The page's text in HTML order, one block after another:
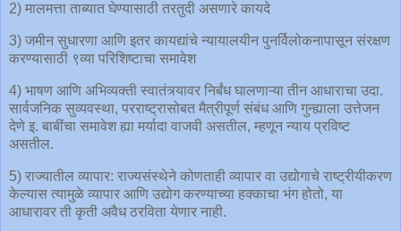
2) मालमत्ता ताब्यात घेण्यासाठी तरतुदी असणारे कायदे
3) जमीन सुधारणा आणि इतर कायद्यांचे न्यायालयीन पुनर्विलोकनापासून संरक्षण
करण्यासाठी ९व्या परिशिष्टाचा समावेश
4) भाषण आणि अभिव्यक्ती स्वातंत्र्यावर निर्बंध घालणाऱ्या तीन आधाराचा उदा.
सार्वजनिक सुव्यवस्था, परराष्ट्रासोबत मैत्रीपूर्ण संबंध आणि गुन्ह्याला उत्तेजन
देणे इ. बाबींचा समावेश ह्या मर्यादा वाजवी असतील, म्हणून न्याय प्रविष्ट
असतील.
5) राज्यातील व्यापार: राज्यसंस्थेने कोणताही व्यापार वा उद्योगाचे राष्ट्रीयीकरण
केल्यास त्यामुळे व्यापार आणि उद्योग करण्याच्या हक्काचा भंग होतो, या
आधारावर ती कृती अवैध ठरविता येणार नाही.